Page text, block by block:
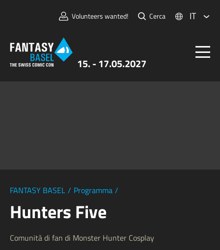
15. - 17.05.2027
Volunteers wanted! Cerca IT
FANTASY BASEL / Programma /
Hunters Five
Comunità di fan di Monster Hunter Cosplay